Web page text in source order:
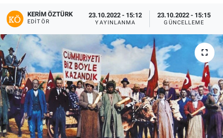
KERIM ÖZTÜRK
EDITÖR
23.10.2022 - 15:12
YAYINLANMA
23.10.2022 - 15:15
GÜNCELLEME